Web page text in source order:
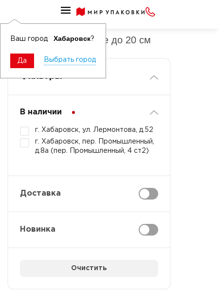
Ваш город Хабаровск?
Да Выбрать город
Шампуры бамбуковые до 20 см
Фильтры
В наличии
г. Хабаровск, ул. Лермонтова, д.52
г. Хабаровск, пер. Промышленный,
д.8а (пер. Промышленный, 4 ст2)
Доставка
Новинка
Очистить